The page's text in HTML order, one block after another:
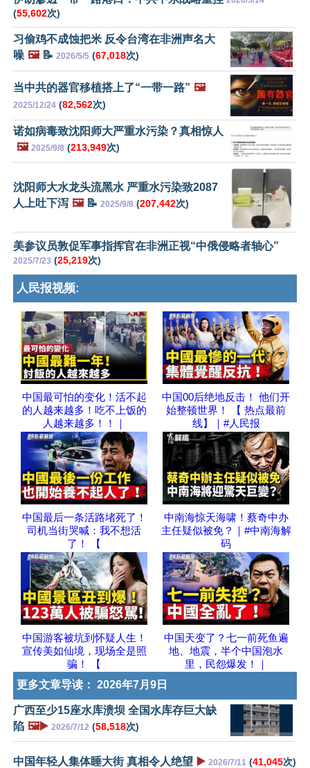
(55,602次)
习偷鸡不成蚀把米 反令台湾在非洲声名大
噪 🖼️📝 2026/5/5 (67,018次)
当中共的器官移植搭上了“一带一路” 🖼️
2025/12/24 (82,562次)
诺如病毒致沈阳师大严重水污染？真相惊人
🖼️ 2025/9/8 (213,949次)
沈阳师大水龙头流黑水 严重水污染致2087
人上吐下泻 🖼️📝 2025/9/8 (207,442次)
美参议员敦促军事指挥官在非洲正视“中俄侵略者轴心”
2025/7/23 (25,219次)
人民报视频:
中国最可怕的变化！活不起
的人越来越多！吃不上饭的
人越来越多！！｜
中国00后绝地反击！ 他们开
始整顿世界！ 【 热点最前
线】｜#人民报
中国最后一条活路堵死了！
司机当街哭喊：我不想活
了！ 【
中南海惊天海啸！蔡奇中办
主任疑似被免？｜#中南海解
码
中国游客被坑到怀疑人生！
宣传美如仙境，现场全是照
骗！ 【
中国天变了？七一前死鱼遍
地、地震，半个中国泡水
里，民怨爆发！｜
更多文章导读： 2026年7月9日
广西至少15座水库溃坝 全国水库存巨大缺
陷 🖼️▶️ 2026/7/12 (58,518次)
中国年轻人集体睡大街 真相令人绝望 ▶️ 2026/7/11 (41,045次)